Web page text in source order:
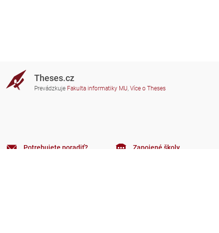
Theses.cz
Prevádzkuje Fakulta informatiky MU, Více o Theses
Potrebujete poradiť? Zapojené školy